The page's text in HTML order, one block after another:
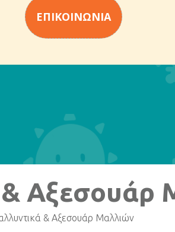
ΕΠΙΚΟΙΝΩΝΙΑ
& Αξεσουάρ
& Αξεσουάρ Μαλλιών